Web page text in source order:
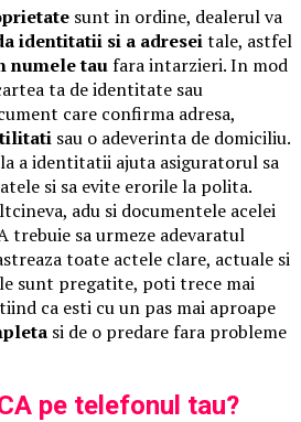
sunt in ordine, dealerul va
identitatii si a adreseitale, astfel
numele taufara intarzieri. In mod
ta de identitate sau
care confirma adresa,
sau o adeverinta de domiciliu.
a identitatii ajuta asiguratorul sa
si sa evite erorile la polita.
adu si documentele acelei
trebuie sa urmeze adevaratul
toate actele clare, actuale si
sunt pregatite, poti trece mai
ca esti cu un pas mai aproape
si de o predare fara probleme
pe telefonul tau?